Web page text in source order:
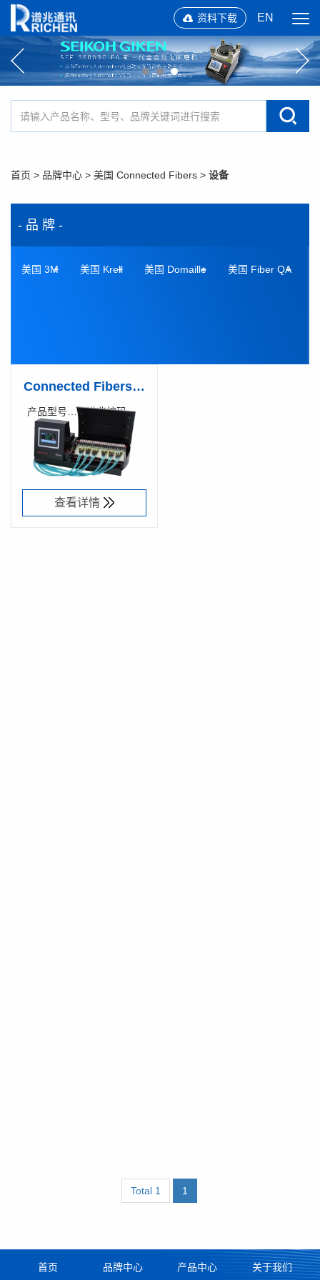
资料下载 EN
首页 > 品牌中心 > 美国 Connected Fibers > 设备
- 品 牌 -
美国 3M 美国 Krell 美国 Domaille 美国 Fiber QA
Connected Fibers烘
炉1CURE-201
产品型号：
1CURE-
100-CE
谱兆编码：
28000100
查看详情
Total 1 1
首页 品牌中心 产品中心 关于我们